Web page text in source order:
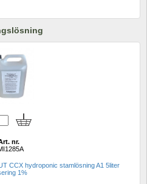
nr.
CCX hydroponic stamlösning A1 5liter
1%